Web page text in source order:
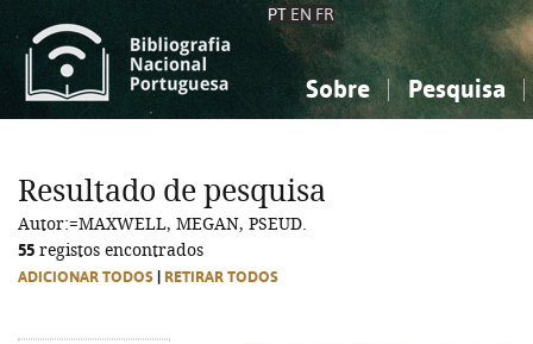
PT EN FR
Sobre Pesquisa
Ciências sociais...
Ciências sociais...
Resultado de pesquisa
Autor:=MAXWELL, MEGAN, PSEUD.
55 registos encontrados
ADICIONAR TODOS RETIRAR TODOS